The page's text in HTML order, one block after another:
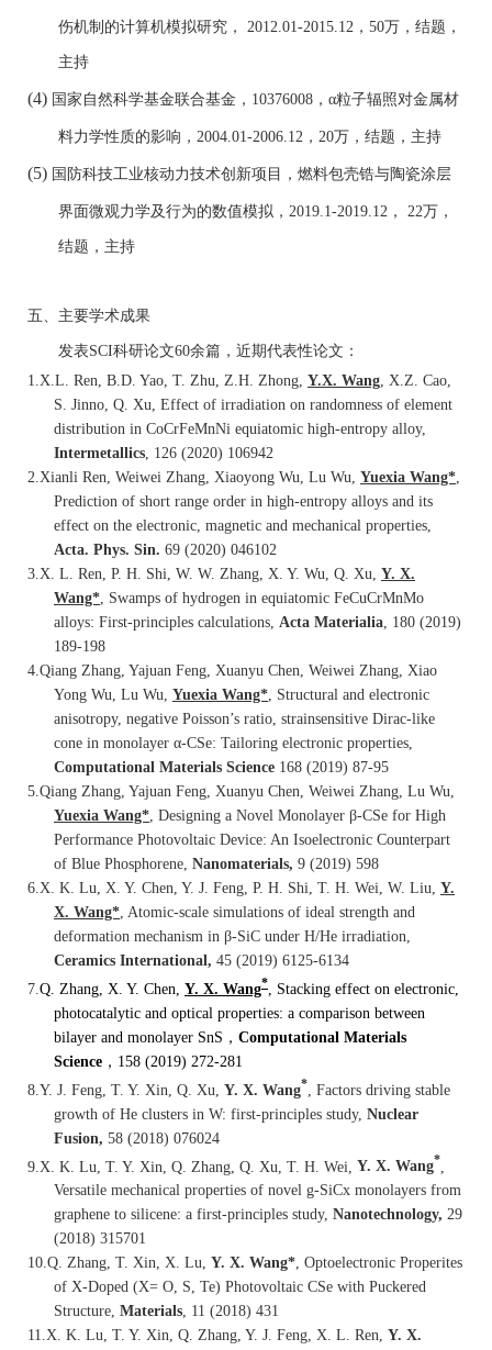
伤机制的计算机模拟研究， 2012.01-2015.12 ， 50万，结题，
主持
(4) 国家自然科学基金联合基金， 10376008 ， α粒子辐照对金属材
料力学性质的影响， 2004.01-2006.12 ， 20万，结题，主持
(5) 国防科技工业核动力技术创新项目，燃料包壳锆与陶瓷涂层
界面微观力学及行为的数值模拟， 2019.1-2019.12 ， 22万，
结题，主持
五、主要学术成果
发表SCI科研论文60余篇，近期代表性论文：
1.X.L. Ren, B.D. Yao, T. Zhu, Z.H. Zhong, Y.X. Wang, X.Z. Cao,
S. Jinno, Q. Xu, Effect of irradiation on randomness of element
distribution in CoCrFeMnNi equiatomic high-entropy alloy,
Intermetallics, 126 (2020) 106942
2.Xianli Ren, Weiwei Zhang, Xiaoyong Wu, Lu Wu, Yuexia Wang*,
Prediction of short range order in high-entropy alloys and its
effect on the electronic, magnetic and mechanical properties,
Acta. Phys. Sin. 69 (2020) 046102
3.X. L. Ren, P. H. Shi, W. W. Zhang, X. Y. Wu, Q. Xu, Y. X.
Wang*, Swamps of hydrogen in equiatomic FeCuCrMnMo
alloys: First-principles calculations, Acta Materialia, 180 (2019)
189-198
4.Qiang Zhang, Yajuan Feng, Xuanyu Chen, Weiwei Zhang, Xiao
Yong Wu, Lu Wu, Yuexia Wang*, Structural and electronic
anisotropy, negative Poisson’s ratio, strainsensitive Dirac-like
cone in monolayer α-CSe: Tailoring electronic properties,
Computational Materials Science 168 (2019) 87-95
5.Qiang Zhang, Yajuan Feng, Xuanyu Chen, Weiwei Zhang, Lu Wu,
Yuexia Wang*, Designing a Novel Monolayer β-CSe for High
Performance Photovoltaic Device: An Isoelectronic Counterpart
of Blue Phosphorene, Nanomaterials, 9 (2019) 598
6.X. K. Lu, X. Y. Chen, Y. J. Feng, P. H. Shi, T. H. Wei, W. Liu, Y.
X. Wang*, Atomic-scale simulations of ideal strength and
deformation mechanism in β-SiC under H/He irradiation,
Ceramics International, 45 (2019) 6125-6134
7. Q. Zhang, X. Y. Chen, Y. X. Wang* , Stacking effect on electronic,
photocatalytic and optical properties: a comparison between
bilayer and monolayer SnS ， Computational Materials
Science ， 158 (2019) 272-281
8. Y. J. Feng, T. Y. Xin, Q. Xu, Y. X. Wang* , Factors driving stable
growth of He clusters in W: first-principles study, Nuclear
Fusion, 58 (2018) 076024
9. X. K. Lu, T. Y. Xin, Q. Zhang, Q. Xu, T. H. Wei, Y. X. Wang*
Versatile mechanical properties of novel g-SiCx monolayers from
graphene to silicene: a first-principles study, Nanotechnology, 29
(2018) 315701
10.Q. Zhang, T. Xin, X. Lu, Y. X. Wang*, Optoelectronic Properites
of X-Doped (X= O, S, Te) Photovoltaic CSe with Puckered
Structure, Materials, 11 (2018) 431
11.X. K. Lu, T. Y. Xin, Q. Zhang, Y. J. Feng, X. L. Ren, Y. X.